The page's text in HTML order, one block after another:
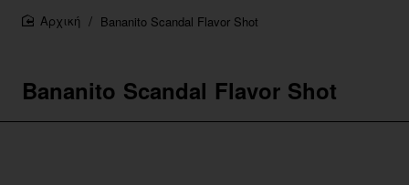
Bananito Scandal Flavor Shot
home
Bananito Scandal Flavor Shot